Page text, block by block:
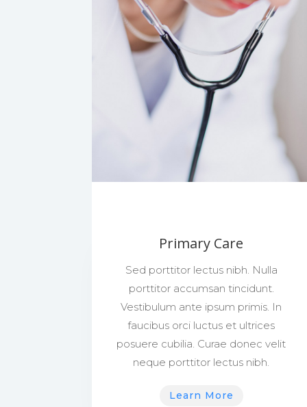
Primary Care
Sed porttitor lectus nibh. Nulla
porttitor accumsan tincidunt.
Vestibulum ante ipsum primis. In
faucibus orci luctus et ultrices
posuere cubilia. Curae donec velit
neque porttitor lectus nibh.
Learn More